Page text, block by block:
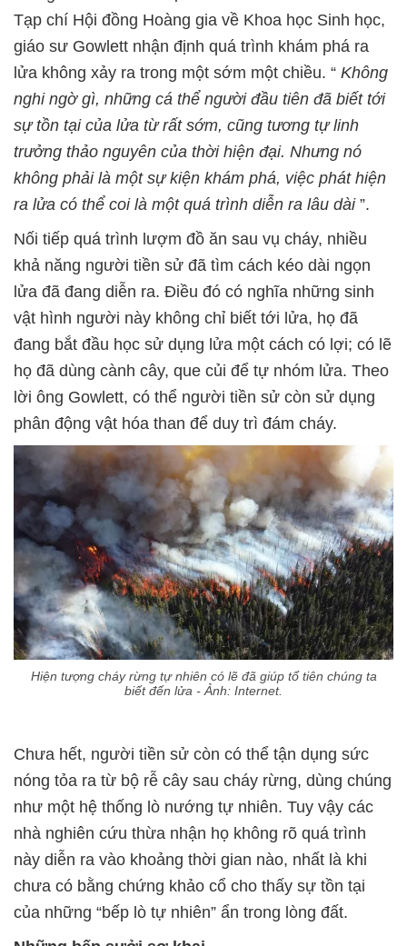
Tạp chí Hội đồng Hoàng gia về Khoa học Sinh học,
giáo sư Gowlett nhận định quá trình khám phá ra
lửa không xảy ra trong một sớm một chiều. “ Không
nghi ngờ gì, những cá thể người đầu tiên đã biết tới
sự tồn tại của lửa từ rất sớm, cũng tương tự linh
trưởng thảo nguyên của thời hiện đại. Nhưng nó
không phải là một sự kiện khám phá, việc phát hiện
ra lửa có thể coi là một quá trình diễn ra lâu dài ”.
Nối tiếp quá trình lượm đồ ăn sau vụ cháy, nhiều
khả năng người tiền sử đã tìm cách kéo dài ngọn
lửa đã đang diễn ra. Điều đó có nghĩa những sinh
vật hình người này không chỉ biết tới lửa, họ đã
đang bắt đầu học sử dụng lửa một cách có lợi; có lẽ
họ đã dùng cành cây, que củi để tự nhóm lửa. Theo
lời ông Gowlett, có thể người tiền sử còn sử dụng
phân động vật hóa than để duy trì đám cháy.
Hiện tượng cháy rừng tự nhiên có lẽ đã giúp tổ tiên chúng ta
biết đến lửa - Ảnh: Internet.
Chưa hết, người tiền sử còn có thể tận dụng sức
nóng tỏa ra từ bộ rễ cây sau cháy rừng, dùng chúng
như một hệ thống lò nướng tự nhiên. Tuy vậy các
nhà nghiên cứu thừa nhận họ không rõ quá trình
này diễn ra vào khoảng thời gian nào, nhất là khi
chưa có bằng chứng khảo cổ cho thấy sự tồn tại
của những “bếp lò tự nhiên” ẩn trong lòng đất.